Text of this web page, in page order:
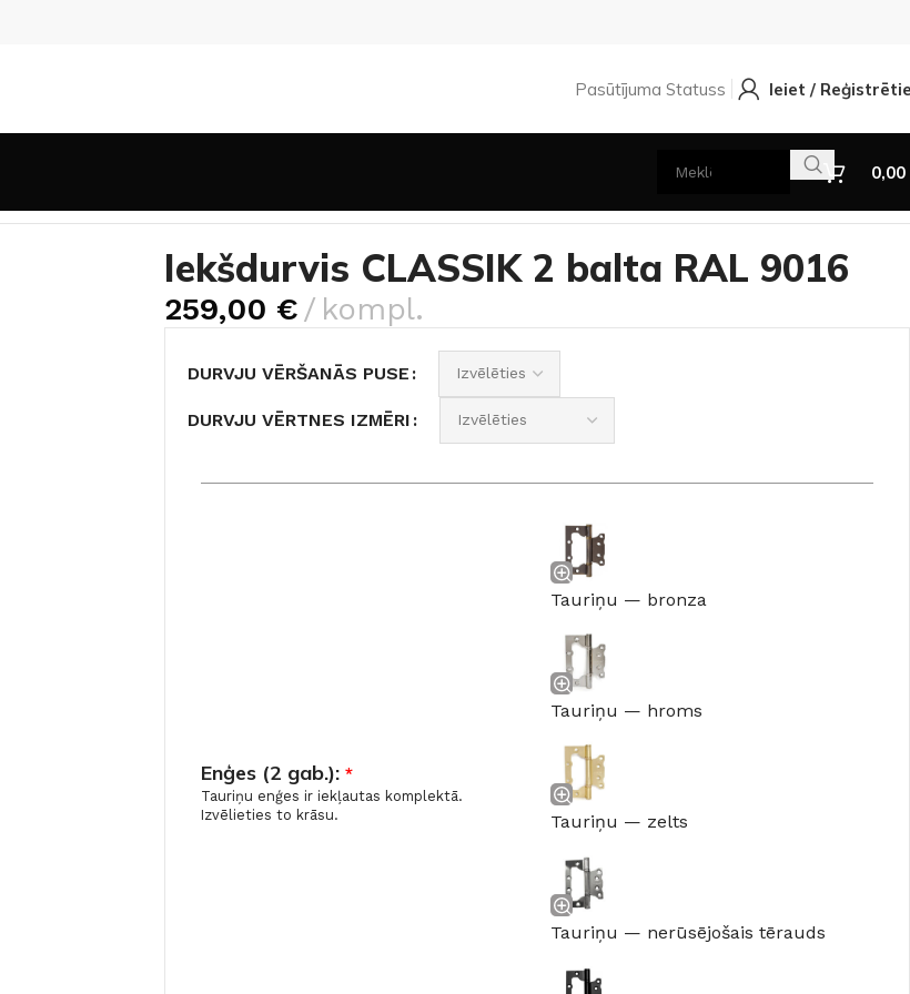
Pasūtījuma Statuss Ieiet /
0,00
Iekšdurvis CLASSIK 2 balta RAL 9016
259,00 € kompl.
DURVJU VĒRŠANĀS PUSE
DURVJU VĒRTNES IZMĒRI
Enģes (2 gab.): *
Tauriņu enģes ir iekļautas komplektā.
Izvēlieties to krāsu.
Tauriņu — bronza
Tauriņu — hroms
Tauriņu — zelts
Tauriņu — nerūsējošais tērauds